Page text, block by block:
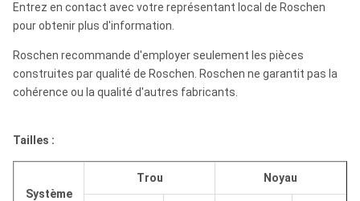
Entrez en contact avec votre représentant local de Roschen
pour obtenir plus d'information.
Roschen recommande d'employer seulement les pièces
construites par qualité de Roschen. Roschen ne garantit pas la
cohérence ou la qualité d'autres fabricants.
Tailles :
Système
Trou Noyau